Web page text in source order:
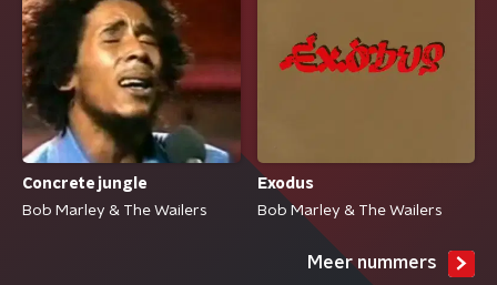
Concrete jungle
Bob Marley & The Wailers
Exodus
Bob Marley & The Wailers
Meer nummers